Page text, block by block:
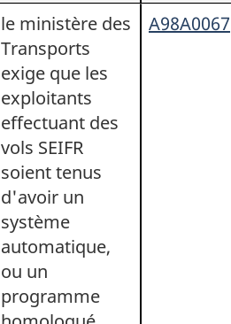
le ministère des
Transports
exige que les
exploitants
effectuant des
vols SEIFR
soient tenus
d'avoir un
système
automatique,
ou un
programme
A98A0067